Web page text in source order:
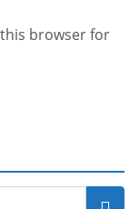
browser for